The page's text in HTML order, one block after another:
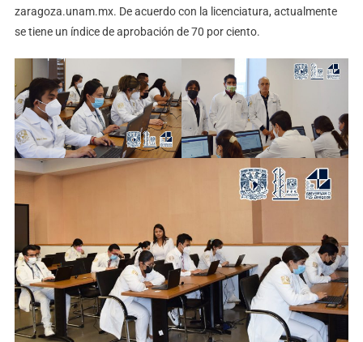
zaragoza.unam.mx. De acuerdo con la licenciatura, actualmente
se tiene un índice de aprobación de 70 por ciento.